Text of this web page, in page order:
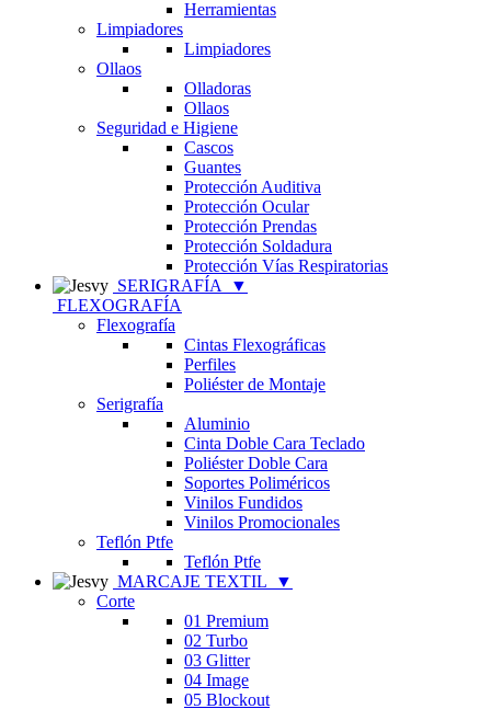
Herramientas
Limpiadores
Limpiadores
Ollaos
Olladoras
Ollaos
Seguridad e Higiene
Cascos
Guantes
Protección Auditiva
Protección Ocular
Protección Prendas
Protección Soldadura
Protección Vías Respiratorias
SERIGRAFÍA
▼
FLEXOGRAFÍA
Flexografía
Cintas Flexográficas
Perfiles
Poliéster de Montaje
Serigrafía
Aluminio
Cinta Doble Cara Teclado
Poliéster Doble Cara
Soportes Poliméricos
Vinilos Fundidos
Vinilos Promocionales
Teflón Ptfe
Teflón Ptfe
MARCAJE TEXTIL
▼
Corte
01 Premium
02 Turbo
03 Glitter
04 Image
05 Blockout